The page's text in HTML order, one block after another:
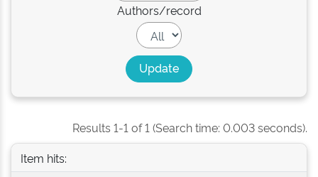
Authors/record
Results 1-1 of 1 (Search time: 0.003 seconds).
Item hits: